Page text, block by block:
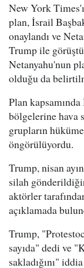
New York
plan, İsrail
onaylandı ve
Trump ile
Netanyahu'nun
olduğu da
Plan kapsamında
bölgelerine hava
grupların
öngörülüyordu.
Trump, nisan
silah
aktörler
açıklamada
Trump,
sayıda" dedi ve
sakladığını"